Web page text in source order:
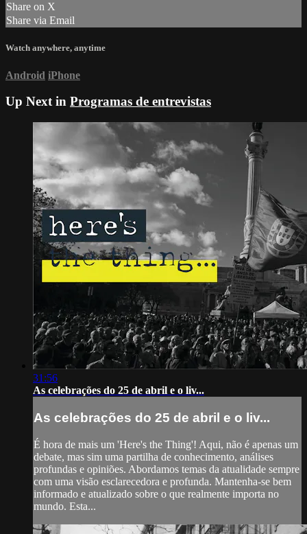
Share on X
Share via Email
Watch anywhere, anytime
Android iPhone
Up Next in Programas de entrevistas
31:56
As celebrações do 25 de abril e o liv...
As celebrações do 25 de abril e o liv...
É hora de mais um 'Here's the Thing'! Aqui, não é apenas um
debate, mas sim uma partilha de conhecimento, análises
profundas e opiniões. Abordamos temas da atualidade sempre
com uma visão esclarecedora e profunda. Mantenha-se bem
informado e atualizado sobre o que realmente importa no
mundo. Esta...